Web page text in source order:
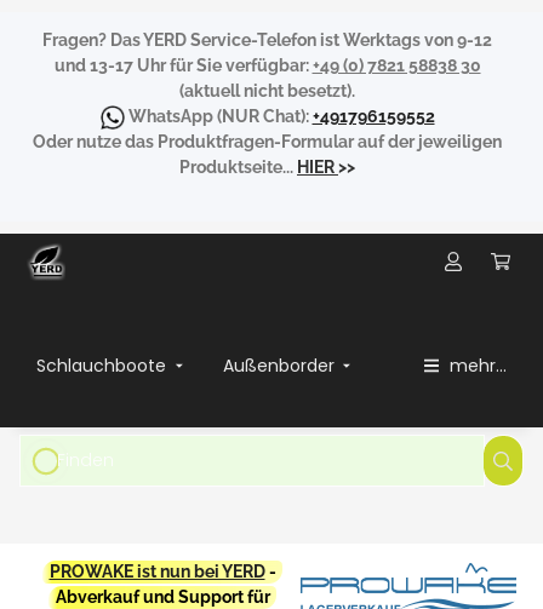
Fragen? Das YERD Service-Telefon ist Werktags von 9-12
und 13-17 Uhr für Sie verfügbar:+49 (0) 7821 58838 30
(aktuell nicht besetzt).
WhatsApp(NUR Chat):+491796159552
Oder nutze das Produktfragen-Formular auf der jeweiligen
Produktseite... HIER>>
Schlauchboote Außenborder mehr...
PROWAKE ist nun bei YERD-
Abverkauf und Support für